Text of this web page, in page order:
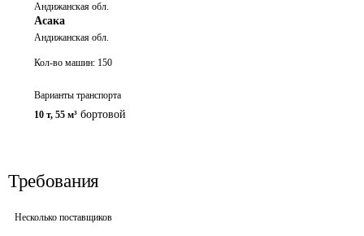
Андижанская обл.
Асака
Андижанская обл.
Кол-во машин: 150
Варианты транспорта
10 т, 55 м³ бортовой
Требования
Несколько поставщиков